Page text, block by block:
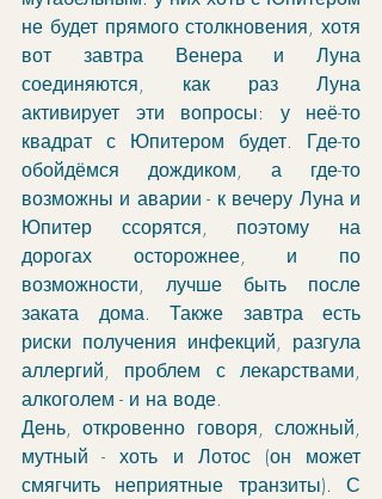
не будет прямого столкновения, хотя
вот завтра Венера и Луна
соединяются, как раз Луна
активирует эти вопросы: у неё-то
квадрат с Юпитером будет. Где-то
обойдёмся дождиком, а где-то
возможны и аварии - к вечеру Луна и
Юпитер ссорятся, поэтому на
дорогах осторожнее, и по
возможности, лучше быть после
заката дома. Также завтра есть
риски получения инфекций, разгула
аллергий, проблем с лекарствами,
алкоголем - и на воде.
День, откровенно говоря, сложный,
мутный - хоть и Лотос (он может
смягчить неприятные транзиты). С